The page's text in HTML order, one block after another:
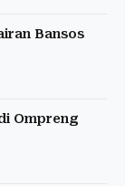
Bansos
Ompreng